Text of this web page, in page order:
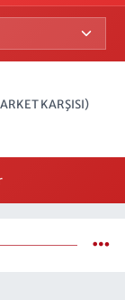
KARŞISI)